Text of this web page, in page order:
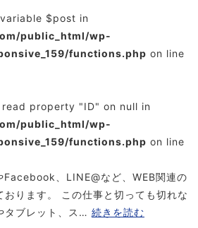
$post in
public_html/wp-
functions.php on line
property "ID" on null in
public_html/wp-
functions.php on line
Facebook、LINE@など、WEB関連の
おります。 この仕事と切っても切れな
タブレット、ス… 続きを読む